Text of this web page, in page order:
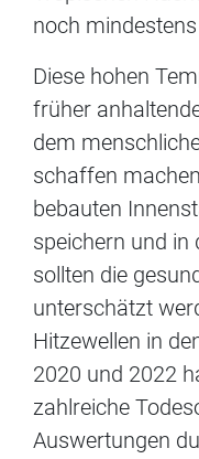
noch
Diese hohen
früher
dem
schaffen
bebauten
speichern und in
sollten die
unterschätzt
Hitzewellen in
2020 und 2022
zahlreiche
Auswertungen